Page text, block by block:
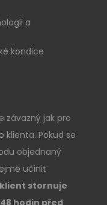
a
kondice
závazný jak pro
klienta. Pokud se
objednaný
učinit
stornuje